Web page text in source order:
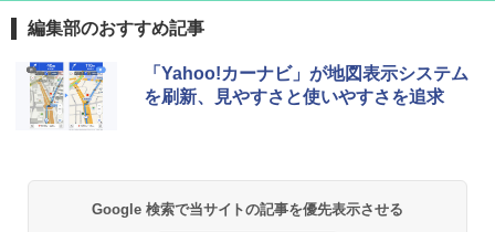
D40 地球の歩き方 チェンマイ タイ北部の魅
力的な町 2026～2027 地球の歩き方D アジア
地球の歩き方 スター・ウォーズ
[キャンパーズコレクション 山善] ポップアッ
プテント 傘みたいに広げて畳める パッとサ
ッとサンシェード キューブ フルクローズ メ
￥6,830
GRANDOOR ステンレス保冷剤 2個セット 2
026リニューアル 急速冷凍 空間倍増 衛生的
コンパクト 保冷力長持ち
BUNDOK(バンドック)ソロ ドーム 1 EX BDK
編集部のおすすめ記事
「Yahoo!カーナビ」が地図表示システム
を刷新、見やすさと使いやすさを追求
Google 検索で当サイトの記事を優先表示させる